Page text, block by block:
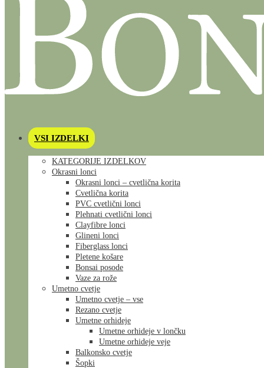
VSI IZDELKI
KATEGORIJE IZDELKOV
Okrasni lonci
Okrasni lonci – cvetlična korita
Cvetlična korita
PVC cvetlični lonci
Plehnati cvetlični lonci
Clayfibre lonci
Glineni lonci
Fiberglass lonci
Pletene košare
Bonsai posode
Vaze za rože
Umetno cvetje
Umetno cvetje – vse
Rezano cvetje
Umetne orhideje
Umetne orhideje v lončku
Umetne orhideje veje
Balkonsko cvetje
Šopki